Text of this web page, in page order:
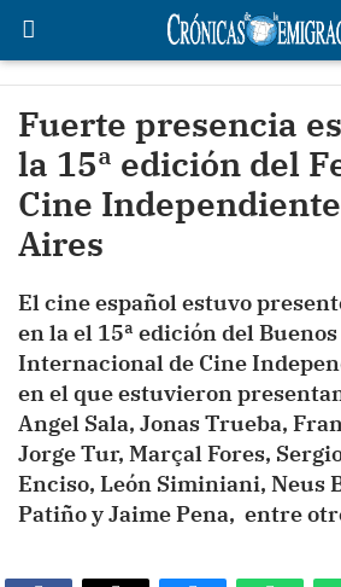
Fuerte presencia
la 15ª edición del
Cine
Aires
El cine español estuvo
en la el 15ª edición del
Internacional de Cine
en el que estuvieron
Angel Sala, Jonas Trueba,
Jorge Tur, Marçal Fores,
Enciso, León Siminiani, Neus
Patiño y Jaime Pena, entre